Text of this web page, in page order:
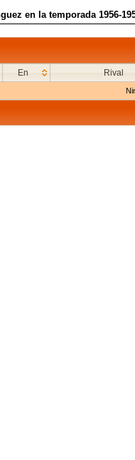
en la temporada 1956-
En Rival